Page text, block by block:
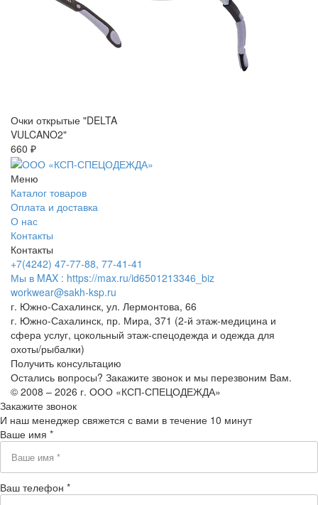
Очки открытые "DELTA
VULCANO2"
660 ₽
Меню
Каталог товаров
Оплата и доставка
О нас
Контакты
Контакты
+7(4242) 47-77-88, 77-41-41
Мы в MAX : https://max.ru/id6501213346_biz
workwear@sakh-ksp.ru
г. Южно-Сахалинск, ул. Лермонтова, 66
г. Южно-Сахалинск, пр. Мира, 371 (2-й этаж-медицина и
сфера услуг, цокольный этаж-спецодежда и одежда для
охоты/рыбалки)
Получить консультацию
Остались вопросы? Закажите звонок и мы перезвоним Вам.
© 2008 – 2026 г. ООО «КСП-СПЕЦОДЕЖДА»
Закажите звонок
И наш менеджер свяжется с вами в течение 10 минут
Ваше имя *
Ваш телефон *